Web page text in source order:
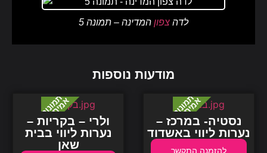
לדה צפון המדינה – תמונה 5
מודעות נוספות
ולרי – בקריות –
נערות ליווי בבית
שאן
נסטיה- במרכז –
נערות ליווי באשדוד